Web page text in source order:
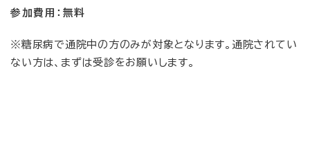
参加費用：無料
※糖尿病で通院中の方のみが対象となります。通院されてい
ない方は、まずは受診をお願いします。